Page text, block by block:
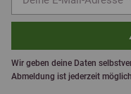
Wir geben deine Daten
Abmeldung ist jederzeit